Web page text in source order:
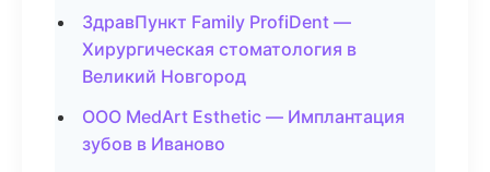
ЗдравПункт Family ProfiDent —
Хирургическая стоматология в
Великий Новгород
ООО MedArt Esthetic — Имплантация
зубов в Иваново